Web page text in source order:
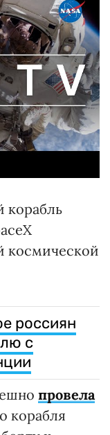
корабль
космической
россиян
с
провела
корабля